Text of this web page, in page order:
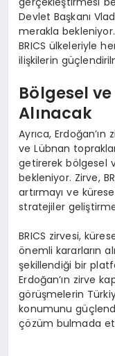
Devlet Başkanı
merakla
BRICS ülkeleriyle
ilişkilerin
Bölgesel
Alınacak
Ayrıca, Erdoğan’ın
ve Lübnan
getirerek bölgesel
bekleniyor. Zirve,
artırmayı ve
stratejiler
BRICS zirvesi,
önemli kararların
şekillendiği bir
Erdoğan’ın zirve
görüşmelerin
konumunu
çözüm bulmada